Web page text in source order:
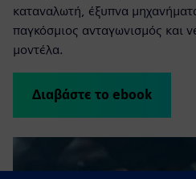
καταναλωτή, έξυπνα
παγκόσμιος ανταγωνισμός και
μοντέλα.
Διαβάστε το ebook